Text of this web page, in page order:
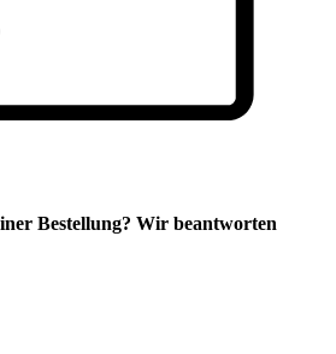
Bestellung? Wir beantworten